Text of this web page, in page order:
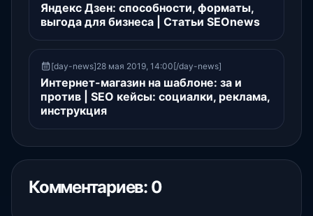
Яндекс Дзен: способности, форматы,
выгода для бизнеса | Статьи SEOnews
[day-news]28 мая 2019, 14:00[/day-news]
Интернет-магазин на шаблоне: за и
против | SEO кейсы: социалки, реклама,
инструкция
Комментариев: 0